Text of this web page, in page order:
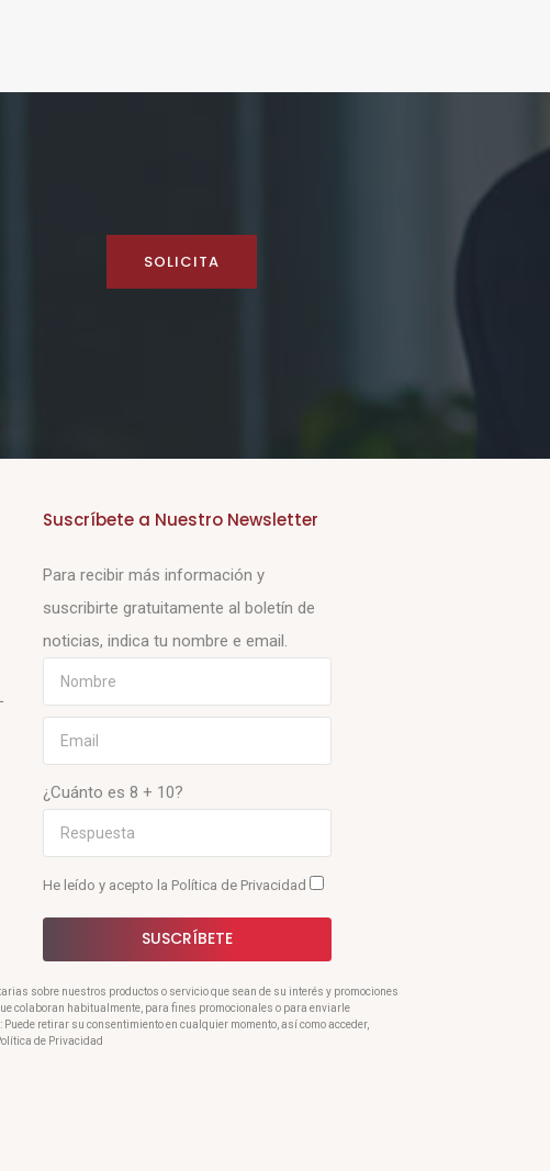
SOLICITA
Suscríbete a Nuestro Newsletter
Para recibir más información y
suscribirte gratuitamente al boletín de
noticias, indica tu nombre e email.
¿Cuánto es 8 + 10?
He leído y acepto la Política de Privacidad
SUSCRÍBETE
sobre nuestros productos o servicio que sean de su interés y promociones
colaboran habitualmente, para fines promocionales o para enviarle
retirar su consentimiento en cualquier momento, así como acceder,
de Privacidad